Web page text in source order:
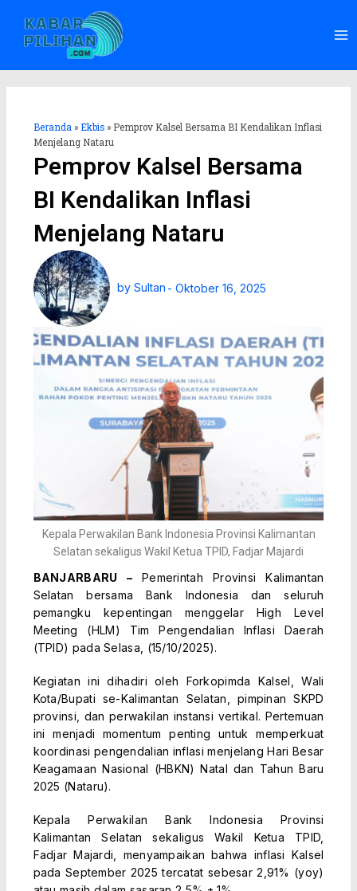
konten
Beranda » Ekbis» Pemprov Kalsel Bersama BI Kendalikan Inflasi
Menjelang Nataru
Pemprov Kalsel Bersama
BI Kendalikan Inflasi
Menjelang Nataru
bySultan - Oktober 16, 2025
Kepala Perwakilan Bank Indonesia Provinsi Kalimantan
Selatan sekaligus Wakil Ketua TPID, Fadjar Majardi
BANJARBARU –Pemerintah Provinsi Kalimantan
Selatan bersama Bank Indonesia dan seluruh
pemangku kepentingan menggelar High Level
Meeting (HLM) Tim Pengendalian Inflasi Daerah
(TPID) pada Selasa, (15/10/2025).
Kegiatan ini dihadiri oleh Forkopimda Kalsel, Wali
Kota/Bupati se-Kalimantan Selatan, pimpinan SKPD
provinsi, dan perwakilan instansi vertikal. Pertemuan
ini menjadi momentum penting untuk memperkuat
koordinasi pengendalian inflasi menjelang Hari Besar
Keagamaan Nasional (HBKN) Natal dan Tahun Baru
2025 (Nataru).
Kepala Perwakilan Bank Indonesia Provinsi
Kalimantan Selatan sekaligus Wakil Ketua TPID,
Fadjar Majardi, menyampaikan bahwa inflasi Kalsel
pada September 2025 tercatat sebesar 2,91% (yoy)